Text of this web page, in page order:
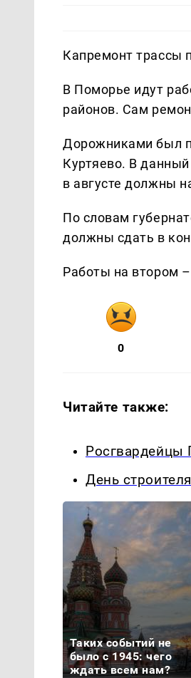
Капремонт трассы
В Поморье идут
районов. Сам
Дорожниками был
Куртяево. В
в августе должны
По словам
должны сдать в
Работы на втором
0
Читайте также:
Росгвардейцы
День
Таких событий не
было с 1945: чего
ждать всем нам?